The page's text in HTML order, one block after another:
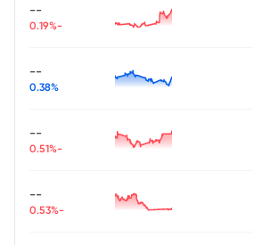
--
-0.19%
--
0.38%
--
-0.51%
--
-0.53%